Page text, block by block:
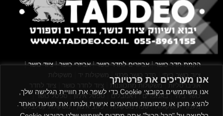
אנו מעריכים את פרטיותך
אנו משתמשים בקובצי Cookie כדי לשפר את חוויית הגלישה שלך,
להציג תוכן או פרסומות מותאמים אישית ולנתח את תנועת האתר.
הקמת חדר כושר|אביזרים לחדר כושר|אביזרי כושר|ציוד כושר|
ציוד כושר ביתי חדר כושר פרטי משקולות יד
משקולות
אוניברסליות |משקולות מתכווננות ציוד לחדר כושר
ציוד לחדר
כושר ביתי|באמפרים |דאמבלים |ספסל אימון | ספסל כושר|
מעמד למשקולות|ספת משקולות |כלוב אימון|משקולת קטלבלס